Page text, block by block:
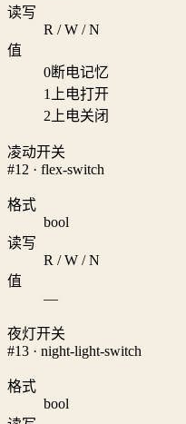
读写
R / W / N
值
0断电记忆
1
上电打开
2 上电关闭
凌动开关
#12 · flex-switch
格式
bool
读写
R / W / N
值
—
夜灯开关
#13 · night-light-switch
格式
bool